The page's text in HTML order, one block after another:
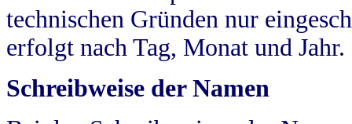
technischen Gründen nur
erfolgt nach Tag, Monat und Jahr.
Schreibweise der Namen